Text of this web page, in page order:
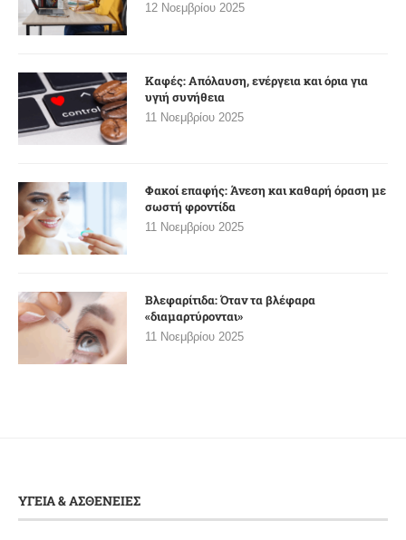
12 Νοεμβρίου 2025
Καφές: Απόλαυση, ενέργεια και όρια για
υγιή συνήθεια
11 Νοεμβρίου 2025
Φακοί επαφής: Άνεση και καθαρή όραση με
σωστή φροντίδα
11 Νοεμβρίου 2025
Βλεφαρίτιδα: Όταν τα βλέφαρα
«διαμαρτύρονται»
11 Νοεμβρίου 2025
ΥΓΕΙΑ & ΑΣΘΕΝΕΙΕΣ